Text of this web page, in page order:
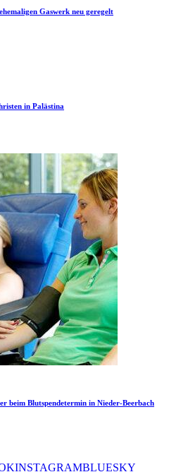
Gaswerk neu geregelt
in Palästina
beim Blutspendetermin in Nieder-Beerbach
INSTAGRAMBLUESKY